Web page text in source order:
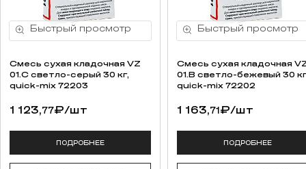
Смесь cухая кладочная VZ
01.C светло-серый 30 кг,
quick-mix 72203
1 123,77₽/шт
ПОДРОБНЕЕ
Смесь cухая кладочная
01.B светло-бежевый 30
quick-mix 72202
1 163,71₽/шт
ПОДРОБНЕЕ